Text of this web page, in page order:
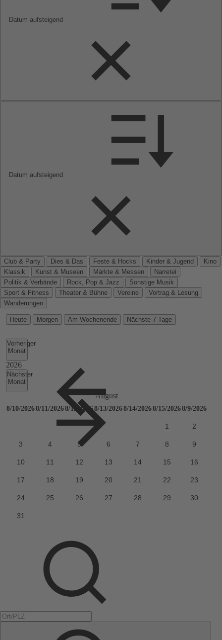
Datum aufsteigend
Datum aufsteigend
Club & Party Dies & Das Feste & Hocks Kinder & Jugend
Kino
Klassik
Kunst & Museen Märkte & Messen
Narretei
Politik & Verbände
Rock, Pop & Jazz
Sonstige Musik
Sport & Fitness
Theater & Bühne Vereine
Vortrag & Lesung
Wanderungen
Heute Morgen Am Wochenende Nächste 7 Tage
Vorheriger
Monat
Nächster
Monat